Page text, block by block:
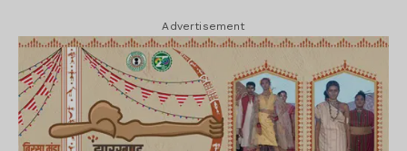
Advertisement